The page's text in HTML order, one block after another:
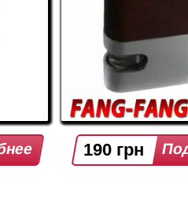
190 грн